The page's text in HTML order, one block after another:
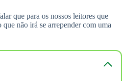
que para os nossos leitores que
que não irá se arrepender com uma